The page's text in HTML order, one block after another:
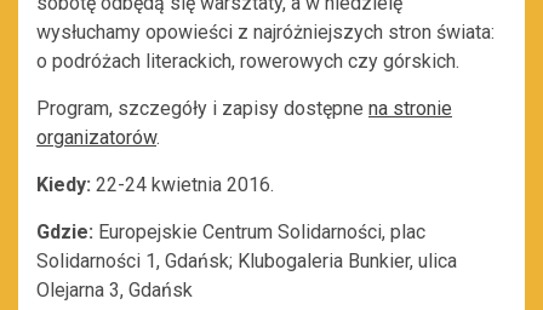
wysłuchamy opowieści z najróżniejszych stron świata:
o podróżach literackich, rowerowych czy górskich.
Program, szczegóły i zapisy dostępne na stronie
organizatorów.
Kiedy: 22-24 kwietnia 2016.
Gdzie: Europejskie Centrum Solidarności, plac
Solidarności 1, Gdańsk; Klubogaleria Bunkier, ulica
Olejarna 3, Gdańsk